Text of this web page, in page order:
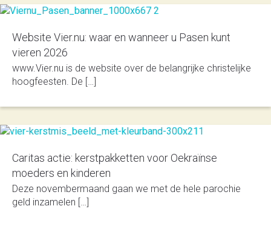
Website Vier.nu: waar en wanneer u Pasen kunt
vieren 2026
www.Vier.nu is de website over de belangrijke christelijke
hoogfeesten. De […]
Caritas actie: kerstpakketten voor Oekraïnse
moeders en kinderen
Deze novembermaand gaan we met de hele parochie
geld inzamelen […]